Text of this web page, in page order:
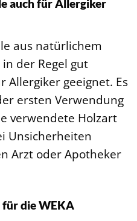
auch für Allergiker
aus natürlichem
der Regel gut
Allergiker geeignet. Es
ersten Verwendung
verwendete Holzart
Unsicherheiten
Arzt oder Apotheker
die WEKA